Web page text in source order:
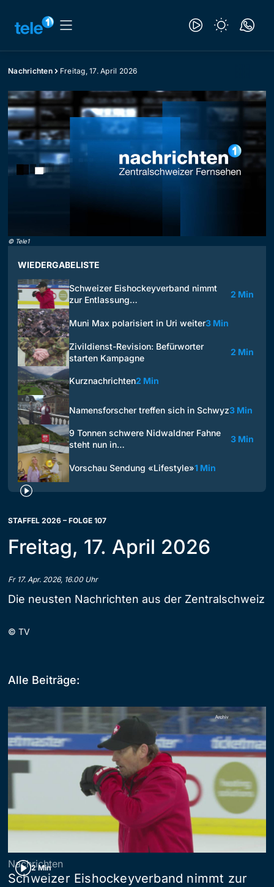
Nachrichten Freitag, 17. April 2026
© Tele1
WIEDERGABELISTE
Schweizer Eishockeyverband nimmt
zur Entlassung…
2 Min
Muni Max polarisiert in Uri weiter3 Min
Zivildienst-Revision: Befürworter
starten Kampagne
2 Min
Kurznachrichten2 Min
Namensforscher treffen sich in Schwyz3 Min
9 Tonnen schwere Nidwaldner Fahne
steht nun in…
3 Min
Vorschau Sendung «Lifestyle»1 Min
STAFFEL 2026 – FOLGE 107
Freitag, 17. April 2026
Fr 17. Apr. 2026, 16.00 Uhr
Die neusten Nachrichten aus der Zentralschweiz
© TV
Alle Beiträge:
2 Min
Nachrichten
Schweizer Eishockeyverband nimmt zur